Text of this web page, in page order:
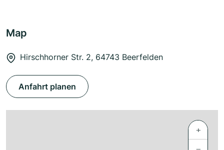
Map
Hirschhorner Str. 2, 64743 Beerfelden
Anfahrt planen
+